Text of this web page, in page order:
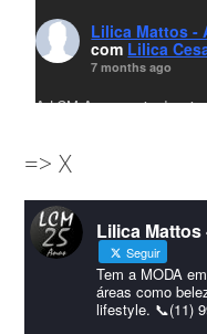
Lilica Mattos -
com Lilica
7 months ago
A LCM Assessoria
amigos que sempre nos
#lcmassessoriassessoria
#HappyNewYear
Foto
Visualizar no Facebook ·
=> X
Lilica
Seguir
Tem a MODA
áreas como
lifestyle. 📞(11)